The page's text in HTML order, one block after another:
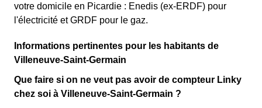
votre domicile en Picardie : Enedis (ex-ERDF) pour
l'électricité et GRDF pour le gaz.
Informations pertinentes pour les habitants de
Villeneuve-Saint-Germain
Que faire si on ne veut pas avoir de compteur Linky
chez soi à Villeneuve-Saint-Germain ?